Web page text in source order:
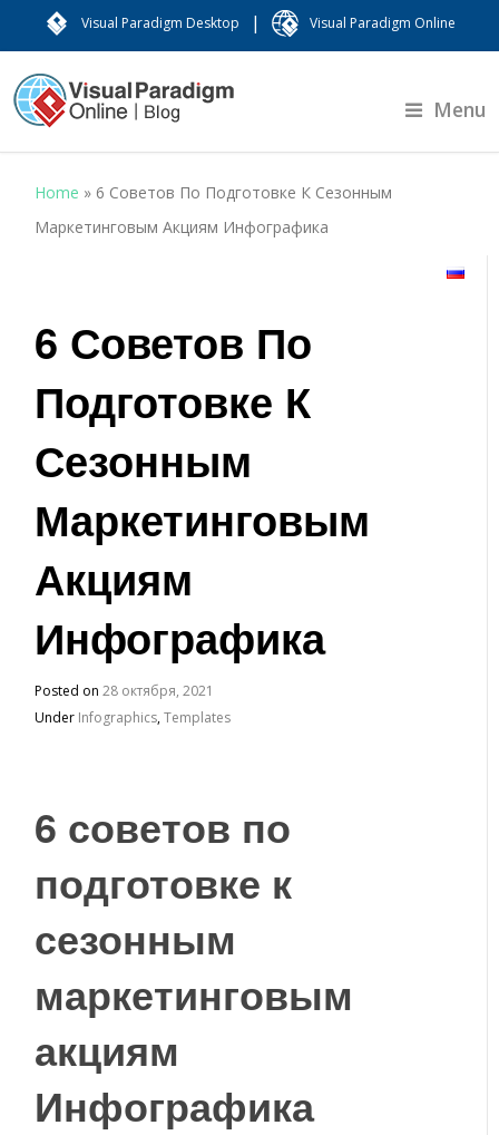
Visual Paradigm Desktop | Visual Paradigm Online
Menu
Home » 6 Советов По Подготовке К Сезонным
Маркетинговым Акциям ​Инфографика
6 Советов По
Подготовке К
Сезонным
Маркетинговым
Акциям ​
Инфографика
Posted on28 октября, 2021
Under Infographics,Templates
6 советов по
подготовке к
сезонным
маркетинговым
акциям ​
Инфографика